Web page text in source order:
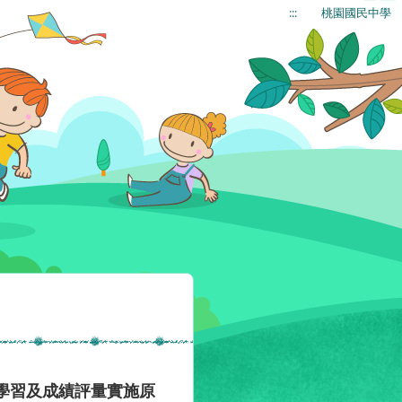
::: 桃園國民中學
習及成績評量實施原